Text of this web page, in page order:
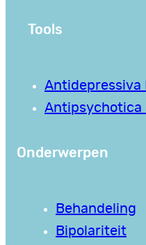
Tools
Antidepressiva
Antipsychotica
Onderwerpen
Behandeling
Bipolariteit